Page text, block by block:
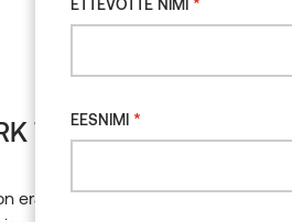
TERMOSAAR
erakordselt vastupidav,
ETTEVÕTTE NIMI
EESNIMI *